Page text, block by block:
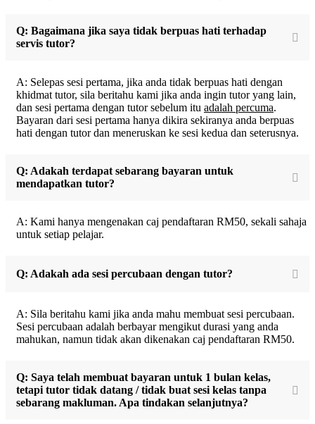
Q: Bagaimana jika saya tidak berpuas hati terhadap
servis tutor?
A: Selepas sesi pertama, jika anda tidak berpuas hati dengan
khidmat tutor, sila beritahu kami jika anda ingin tutor yang lain,
dan sesi pertama dengan tutor sebelum itu adalah percuma.
Bayaran dari sesi pertama hanya dikira sekiranya anda berpuas
hati dengan tutor dan meneruskan ke sesi kedua dan seterusnya.
Q: Adakah terdapat sebarang bayaran untuk
mendapatkan tutor?
A: Kami hanya mengenakan caj pendaftaran RM50, sekali sahaja
untuk setiap pelajar.
Q: Adakah ada sesi percubaan dengan tutor?
A: Sila beritahu kami jika anda mahu membuat sesi percubaan.
Sesi percubaan adalah berbayar mengikut durasi yang anda
mahukan, namun tidak akan dikenakan caj pendaftaran RM50.
Q: Saya telah membuat bayaran untuk 1 bulan kelas,
tetapi tutor tidak datang / tidak buat sesi kelas tanpa
sebarang makluman. Apa tindakan selanjutnya?